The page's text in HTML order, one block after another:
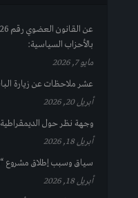
بالأحزاب السياسية:
مايو 7, 2026
عشر ملاحظات عن زيارة
أبريل 20, 2026
وجهة نظر حول
أبريل 18, 2026
سياق وسبب إطلاق مشروع
أبريل 18, 2026